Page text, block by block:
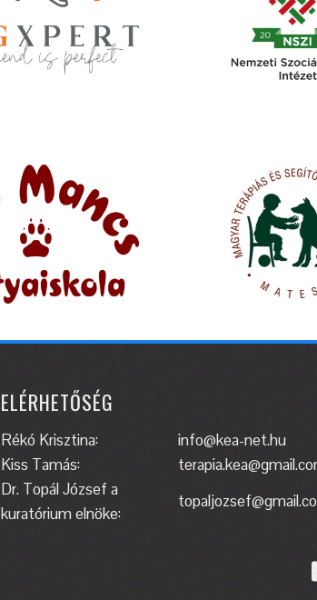
ELÉRHETŐSÉG
Rékó Krisztina:
info@kea-net.hu
Kiss Tamás:
Dr. Topál József a
kuratórium elnöke: